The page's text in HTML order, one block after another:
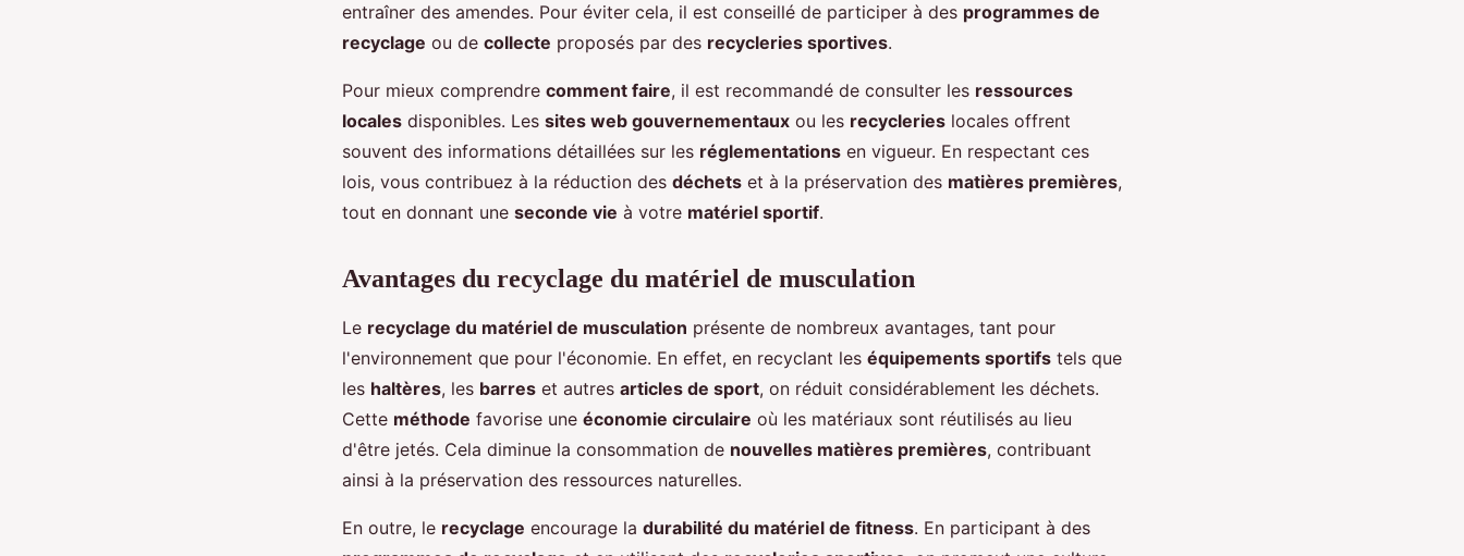
entraîner des amendes. Pour éviter cela, il est conseillé de participer à des programmes de
recyclage ou de collecte proposés par des recycleries sportives.
Pour mieux comprendre comment faire, il est recommandé de consulter les ressources
locales disponibles. Les sites web gouvernementaux ou les recycleries locales offrent
souvent des informations détaillées sur les réglementations en vigueur. En respectant ces
lois, vous contribuez à la réduction des déchets et à la préservation des matières premières,
tout en donnant une seconde vie à votre matériel sportif.
Avantages du recyclage du matériel de musculation
Le recyclage du matériel de musculation présente de nombreux avantages, tant pour
l'environnement que pour l'économie. En effet, en recyclant les équipements sportifs tels que
les haltères, les barres et autres articles de sport, on réduit considérablement les déchets.
Cette méthode favorise une économie circulaire où les matériaux sont réutilisés au lieu
d'être jetés. Cela diminue la consommation de nouvelles matières premières, contribuant
ainsi à la préservation des ressources naturelles.
En outre, le recyclage encourage la durabilité du matériel de fitness. En participant à des